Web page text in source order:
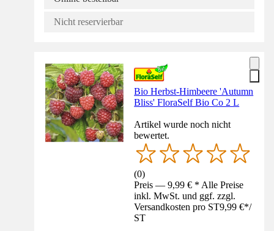
Nicht reservierbar
Bio Herbst-Himbeere 'Autumn
Bliss' FloraSelf Bio Co 2 L
Artikel wurde noch nicht
bewertet.
(0)
Preis — 9,99 € * Alle Preise
inkl. MwSt. und ggf. zzgl.
Versandkosten pro ST9,99 €*/
ST